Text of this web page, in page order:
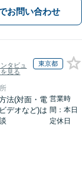
お問い合わせ
タビュ
見る
東京都
法(対面・電
デオなど)は
営業時
間：本日
定休日